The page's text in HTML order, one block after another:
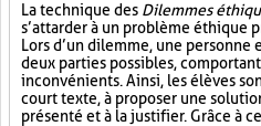
La technique des Dilemmes
s’attarder à un problème éthique
Lors d’un dilemme, une
deux parties possibles,
inconvénients. Ainsi, les élèves
court texte, à proposer une
présenté et à la justifier. Grâce à